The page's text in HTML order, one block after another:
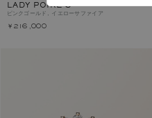
LADY POIRE S
ピンクゴールド, イエローサファイア
￥216,000